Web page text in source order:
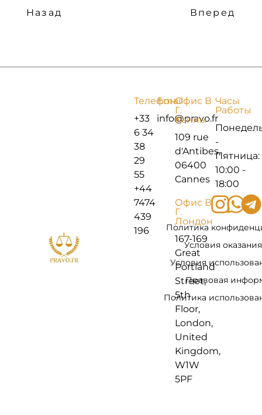
Назад Вперед
Телефон
+33
6 34
38
29
55
+44
7474
439
196
Email
info@pravo.fr
Офис В
Г.
Канны
109 rue
d'Antibes,
06400
Cannes
Офис В
Г.
Лондон
167-169
Great
Portland
Street,
5th
Floor,
London,
United
Kingdom,
W1W
5PF
Часы
Работы
-
Пятница:
10:00 -
18:00
Политика
Условия
Условия
Правовая
Политика